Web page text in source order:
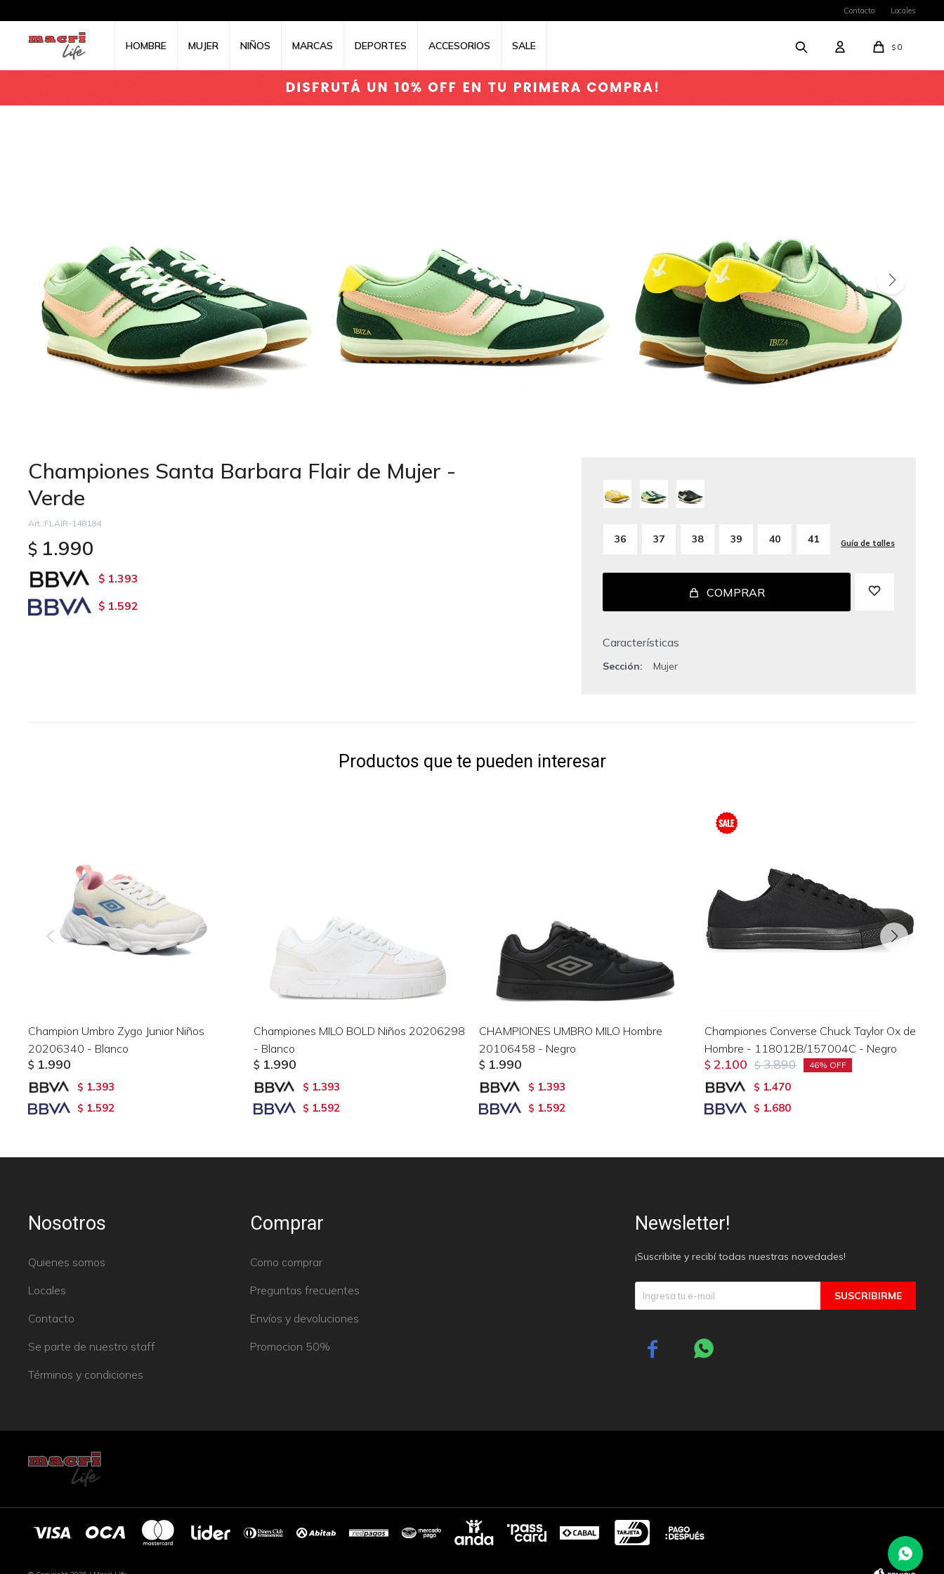
HOMBRE MUJER NIÑOS MARCAS DEPORTES ACCESORIOS SALE $ 0
Contacto Locales
Championes Santa Barbara Flair de Mujer -
Verde
FLAIR-148184
$ 1.990
$ 1.393
$ 1.592
36 37 38 39 40 41 Guía de talles
COMPRAR
Características
Sección Mujer
Productos que te pueden interesar
Champion Umbro Zygo Junior Niños
20206340 - Blanco
$ 1.990
$ 1.393
$ 1.592
Championes MILO BOLD Niños 20206298
- Blanco
$ 1.990
$ 1.393
$ 1.592
CHAMPIONES UMBRO MILO Hombre
20106458 - Negro
$ 1.990
$ 1.393
$ 1.592
Championes Converse Chuck Taylor Ox de
Hombre - 118012B/157004C - Negro
$ 2.100 $ 3.890 46
$ 1.470
$ 1.680
Nosotros
Quienes somos
Locales
Contacto
Se parte de nuestro staff
Términos y condiciones
Comprar
Como comprar
Preguntas frecuentes
Envíos y devoluciones
Promocion 50%
Newsletter!
¡Suscribite y recibí todas nuestras novedades!
SUSCRIBIRME
 